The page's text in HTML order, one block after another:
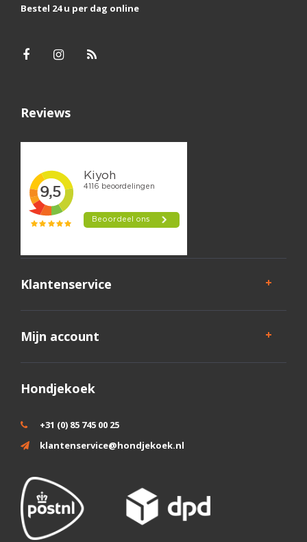
Bestel 24 u per dag online
Reviews
Klantenservice
Mijn account
Hondjekoek
+31 (0) 85 745 00 25
klantenservice@hondjekoek.nl